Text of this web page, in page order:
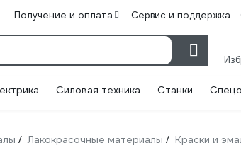
Получение и оплата Сервис и поддержка
Силовая техника Станки
/ Лакокрасочные материалы / Краски и